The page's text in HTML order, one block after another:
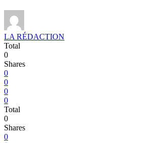
LA RÉDACTION
Total
0
Shares
0
0
0
0
Total
0
Shares
0